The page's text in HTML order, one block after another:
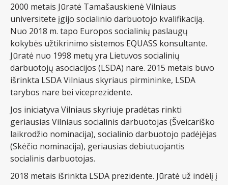
2000 metais Jūratė Tamašauskienė Vilniaus
universitete įgijo socialinio darbuotojo kvalifikaciją.
Nuo 2018 m. tapo Europos socialinių paslaugų
kokybės užtikrinimo sistemos EQUASS konsultante.
Jūratė nuo 1998 metų yra Lietuvos socialinių
darbuotojų asociacijos (LSDA) nare. 2015 metais buvo
išrinkta LSDA Vilniaus skyriaus pirmininke, LSDA
tarybos nare bei viceprezidente.
Jos iniciatyva Vilniaus skyriuje pradėtas rinkti
geriausias Vilniaus socialinis darbuotojas (Šveicariško
laikrodžio nominacija), socialinio darbuotojo padėjėjas
(Skėčio nominacija), geriausias debiutuojantis
socialinis darbuotojas.
2018 metais išrinkta LSDA prezidente. Jūratė už indėlį į